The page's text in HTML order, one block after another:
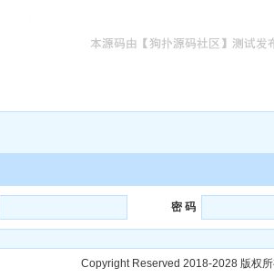
密 码
Copyright Reserved 2018-2028 版权